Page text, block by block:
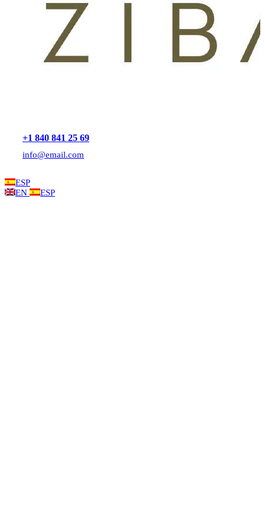
+1 840 841 25 69
info@email.com
ESP
EN
ESP